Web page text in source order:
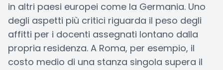
in altri paesi europei come la Germania. Uno
degli aspetti più critici riguarda il peso degli
affitti per i docenti assegnati lontano dalla
propria residenza. A Roma, per esempio, il
costo medio di una stanza singola supera il